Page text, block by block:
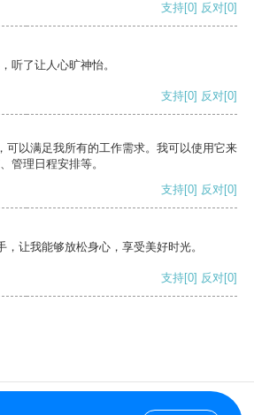
支持[0] 反对[0]
听了让人心旷神怡。
支持[0] 反对[0]
可以满足我所有的工作需求。我可以使用它来
管理日程安排等。
支持[0] 反对[0]
让我能够放松身心，享受美好时光。
支持[0] 反对[0]